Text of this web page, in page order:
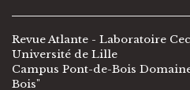
Revue Atlante - Laboratoire
Université de Lille
Campus Pont-de-Bois
Bois"